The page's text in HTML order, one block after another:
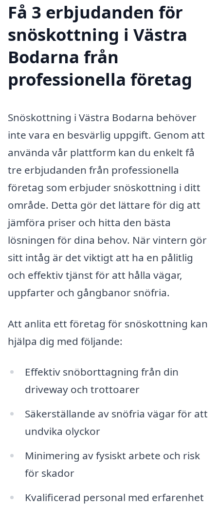
Få 3 erbjudanden för
snöskottning i Västra
Bodarna från
professionella företag
Snöskottning i Västra Bodarna behöver
inte vara en besvärlig uppgift. Genom att
använda vår plattform kan du enkelt få
tre erbjudanden från professionella
företag som erbjuder snöskottning i ditt
område. Detta gör det lättare för dig att
jämföra priser och hitta den bästa
lösningen för dina behov. När vintern gör
sitt intåg är det viktigt att ha en pålitlig
och effektiv tjänst för att hålla vägar,
uppfarter och gångbanor snöfria.
Att anlita ett företag för snöskottning kan
hjälpa dig med följande:
Effektiv snöborttagning från din
driveway och trottoarer
Säkerställande av snöfria vägar för att
undvika olyckor
Minimering av fysiskt arbete och risk
för skador
Kvalificerad personal med erfarenhet